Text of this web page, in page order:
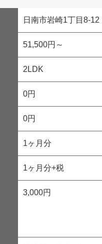
日南市岩崎1丁目8-12
51,500円～
2LDK
0円
0円
1ヶ月分
1ヶ月分+税
3,000円